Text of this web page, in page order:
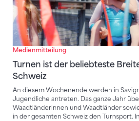
Medienmitteilung
Turnen ist der beliebteste
Schweiz
An diesem Wochenende werden in
Jugendliche antreten. Das ganze Jahr
Waadtländerinnen und Waadtländer
in der gesamten Schweiz den Turnsport.